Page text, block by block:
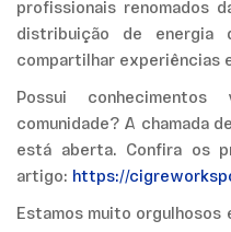
profissionais renomados
distribuição de energia
compartilhar experiências
Possui
comunidade? A chamada
está aberta. Confira os
artigo: https://
Estamos muito